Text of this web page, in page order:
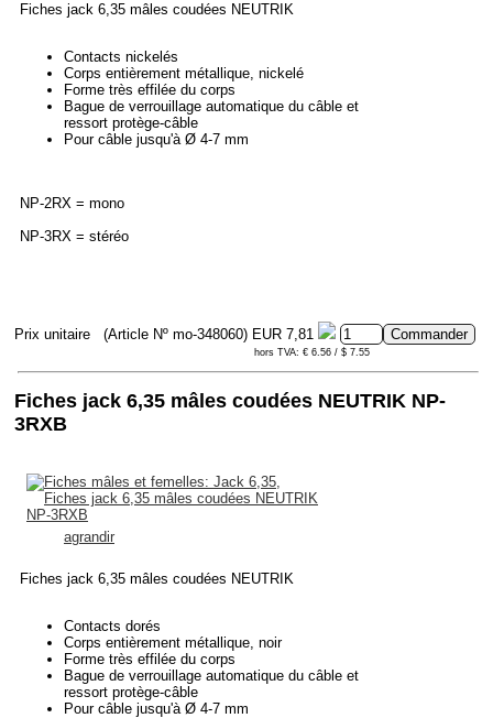
Fiches jack 6,35 mâles coudées NEUTRIK
Contacts nickelés
Corps entièrement métallique, nickelé
Forme très effilée du corps
Bague de verrouillage automatique du câble et
ressort protège-câble
Pour câble jusqu'à Ø 4-7 mm
NP-2RX = mono
NP-3RX = stéréo
Prix unitaire (Article Nº mo-348060) EUR 7,81
hors TVA: € 6.56 / $ 7.55
Fiches jack 6,35 mâles coudées NEUTRIK NP-
3RXB
agrandir
Fiches jack 6,35 mâles coudées NEUTRIK
Contacts dorés
Corps entièrement métallique, noir
Forme très effilée du corps
Bague de verrouillage automatique du câble et
ressort protège-câble
Pour câble jusqu'à Ø 4-7 mm